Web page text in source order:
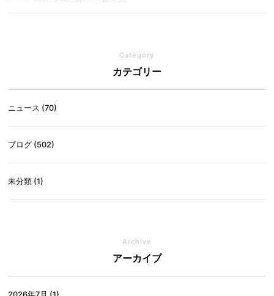
Category
カテゴリー
ニュース (70)
ブログ (502)
未分類 (1)
Archive
アーカイブ